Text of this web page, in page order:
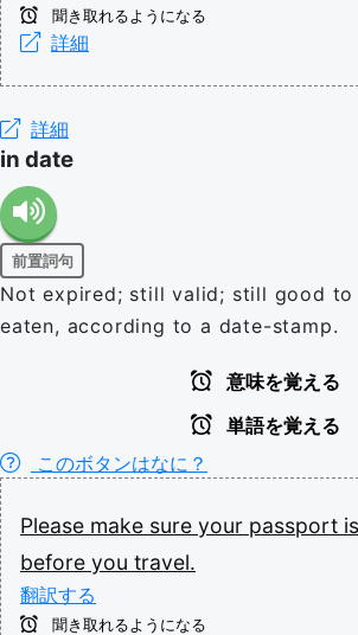
聞き取れるようになる
詳細
詳細
in date
前置詞句
Not expired; still valid; still good to
eaten, according to a date-stamp.
意味を覚える
単語を覚える
このボタンはなに？
Please make sure your passport is
before you travel.
翻訳する
聞き取れるようになる